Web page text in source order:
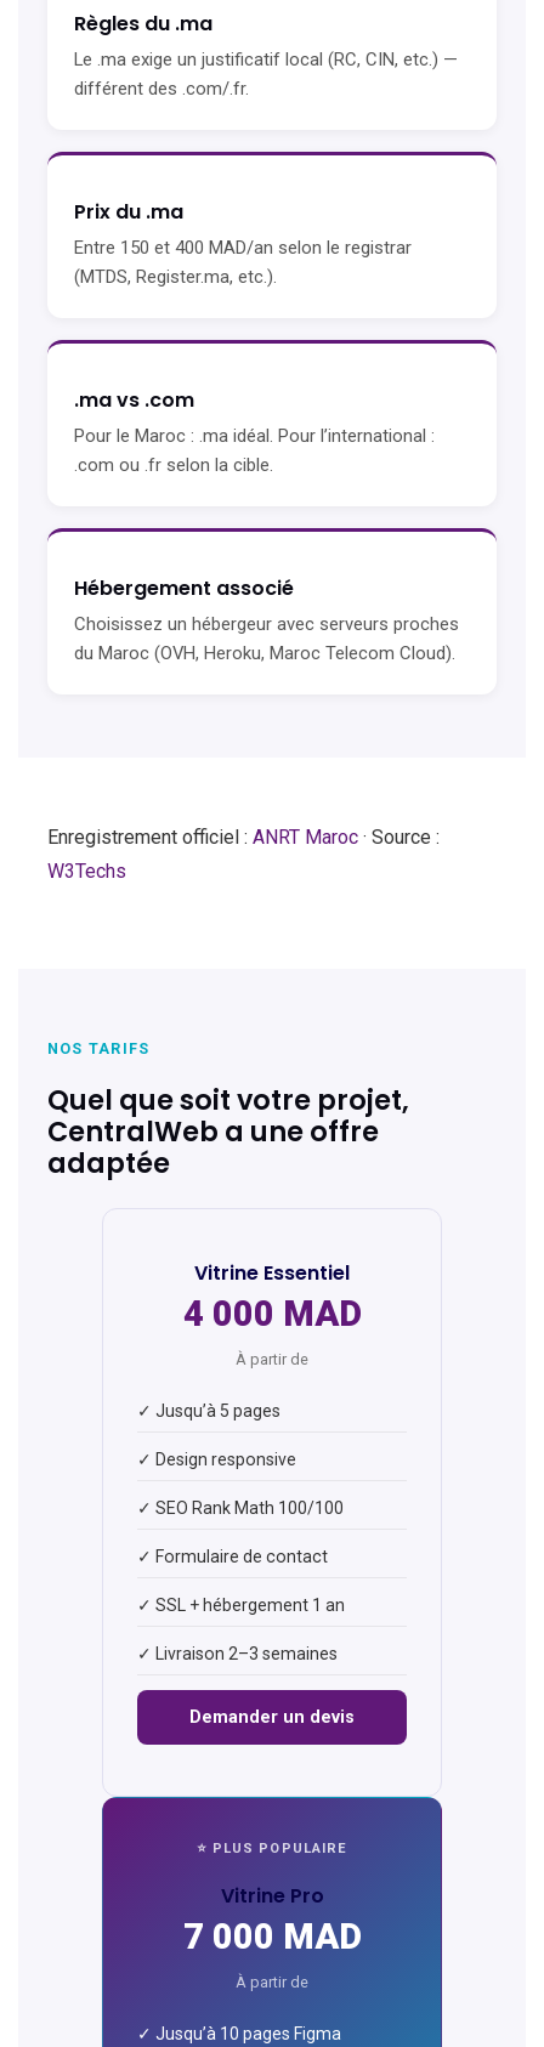
Règles du .ma
Le .ma exige un justificatif local (RC, CIN, etc.) —
différent des .com/.fr.
Prix du .ma
Entre 150 et 400 MAD/an selon le registrar
(MTDS, Register.ma, etc.).
.ma vs .com
Pour le Maroc : .ma idéal. Pour l’international :
.com ou .fr selon la cible.
Hébergement associé
Choisissez un hébergeur avec serveurs proches
du Maroc (OVH, Heroku, Maroc Telecom Cloud).
Enregistrement officiel : ANRT Maroc · Source :
W3Techs
NOS TARIFS
Quel que soit votre projet,
CentralWeb a une offre
adaptée
Vitrine Essentiel
4 000 MAD
À partir de
✓ Jusqu’à 5 pages
✓ Design responsive
✓ SEO Rank Math 100/100
✓ Formulaire de contact
✓ SSL + hébergement 1 an
✓ Livraison 2–3 semaines
Demander un devis
⭐ PLUS POPULAIRE
Vitrine Pro
7 000 MAD
À partir de
✓ Jusqu’à 10 pages Figma